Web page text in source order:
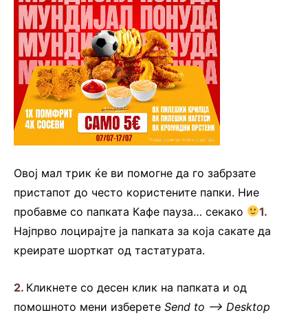
Овој мал трик ќе ви помогне да го забрзате
пристапот до често користените папки. Ние
пробавме со папката Кафе пауза… секако
1.
Најпрво лоцирајте ја папката за која сакате да
креирате шорткат од тастатурата.
2. Кликнете со десен клик на папката и од
помошното мени изберете Send to –> Desktop